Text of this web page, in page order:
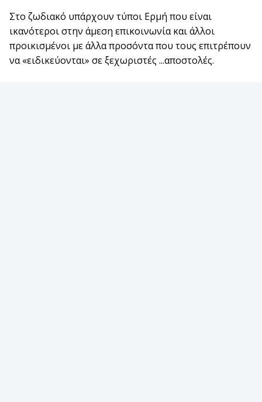
Στο ζωδιακό υπάρχουν τύποι Ερμή που είναι
ικανότεροι στην άμεση επικοινωνία και άλλοι
προικισμένοι με άλλα προσόντα που τους επιτρέπουν
να «ειδικεύονται» σε ξεχωριστές ...αποστολές.